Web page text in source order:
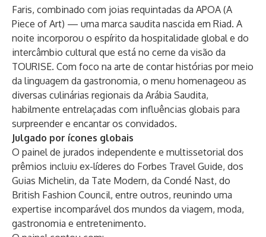
Faris, combinado com joias requintadas da APOA (A
Piece of Art) — uma marca saudita nascida em Riad. A
noite incorporou o espírito da hospitalidade global e do
intercâmbio cultural que está no cerne da visão da
TOURISE. Com foco na arte de contar histórias por meio
da linguagem da gastronomia, o menu homenageou as
diversas culinárias regionais da Arábia Saudita,
habilmente entrelaçadas com influências globais para
surpreender e encantar os convidados.
Julgado por ícones globais
O painel de jurados independente e multissetorial dos
prêmios incluiu ex-líderes do Forbes Travel Guide, dos
Guias Michelin, da Tate Modern, da Condé Nast, do
British Fashion Council, entre outros, reunindo uma
expertise incomparável dos mundos da viagem, moda,
gastronomia e entretenimento.